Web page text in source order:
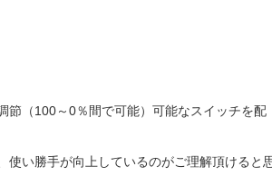
節（100～0％間で可能）可能なスイッチを配
使い勝手が向上しているのがご理解頂けると